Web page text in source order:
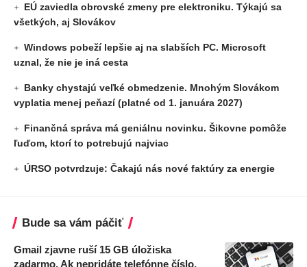
EÚ zaviedla obrovské zmeny pre elektroniku. Týkajú sa
všetkých, aj Slovákov
Windows pobeží lepšie aj na slabších PC. Microsoft
uznal, že nie je iná cesta
Banky chystajú veľké obmedzenie. Mnohým Slovákom
vyplatia menej peňazí (platné od 1. januára 2027)
Finančná správa má geniálnu novinku. Šikovne pomôže
ľuďom, ktorí to potrebujú najviac
ÚRSO potvrdzuje: Čakajú nás nové faktúry za energie
Bude sa vám páčiť
Gmail zjavne ruší 15 GB úložiska
zadarmo. Ak nepridáte telefónne číslo,